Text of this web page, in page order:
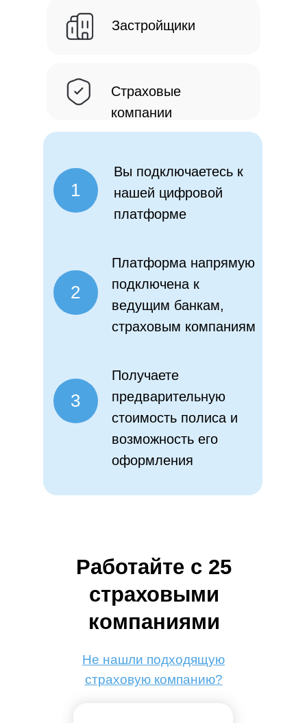
Застройщики
Страховые
компании
1
Вы подключаетесь к
нашей цифровой
платформе
2
Платформа напрямую
подключена к
ведущим банкам,
страховым компаниям
3
Получаете
предварительную
стоимость полиса и
возможность его
оформления
Работайте с 25
страховыми
компаниями
Не нашли подходящую
страховую компанию?